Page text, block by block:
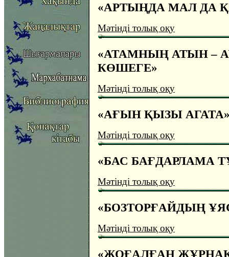
«АРТЫҢДА МАЛ ДА
Мәтінді толық оқу
«АТАМНЫҢ АТЫН –
КӨШЕГЕ»
Мәтінді толық оқу
«АҒЫН ҚЫЗЫ
Мәтінді толық оқу
«БАС БАҒДАРЛАМА
Мәтінді толық оқу
«БОЗТОРҒАЙДЫҢ
Мәтінді толық оқу
«ЖОҒАЛҒАН